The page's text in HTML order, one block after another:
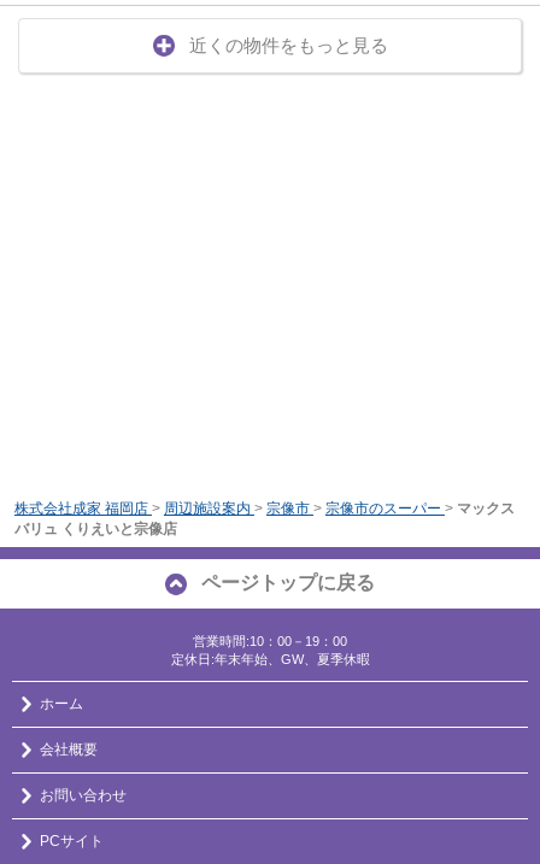
近くの物件をもっと見る
株式会社成家 福岡店 > 周辺施設案内 > 宗像市 > 宗像市のスーパー > マックス
バリュ くりえいと宗像店
ページトップに戻る
営業時間:10：00－19：00
定休日:年末年始、GW、夏季休暇
ホーム
会社概要
お問い合わせ
PCサイト